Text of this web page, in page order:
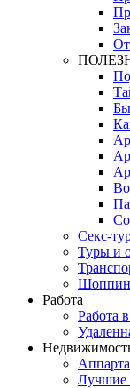
Секс-
Туры и
Работа
Работа
Лучшие